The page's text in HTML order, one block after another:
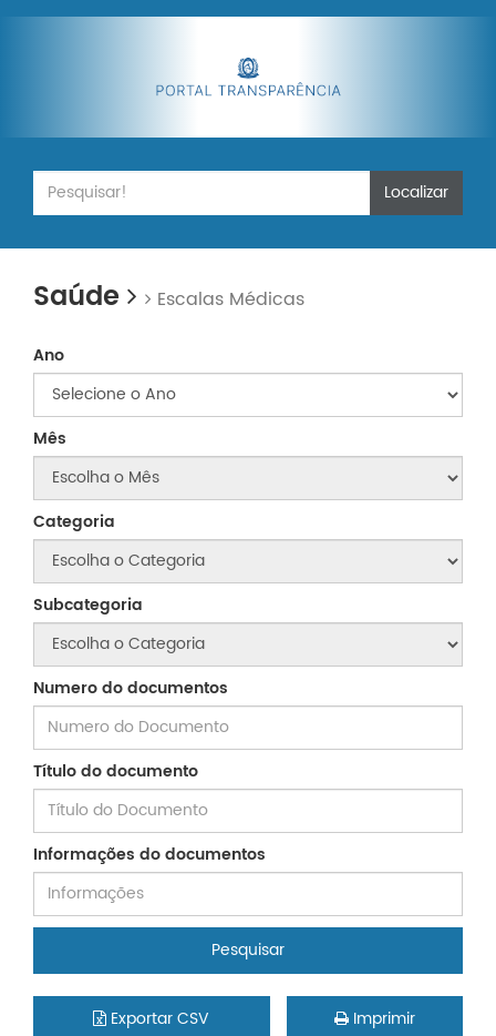
Localizar
Saúde Escalas Médicas
Ano
Mês
Categoria
Subcategoria
Numero do documentos
Título do documento
Informações do documentos
Pesquisar
Exportar CSV Imprimir